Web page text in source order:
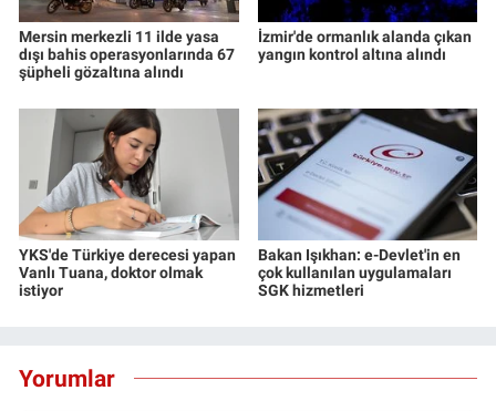
Mersin merkezli 11 ilde yasa
dışı bahis operasyonlarında 67
şüpheli gözaltına alındı
İzmir'de ormanlık alanda çıkan
yangın kontrol altına alındı
YKS'de Türkiye derecesi yapan
Vanlı Tuana, doktor olmak
istiyor
Bakan Işıkhan: e-Devlet'in en
çok kullanılan uygulamaları
SGK hizmetleri
Yorumlar